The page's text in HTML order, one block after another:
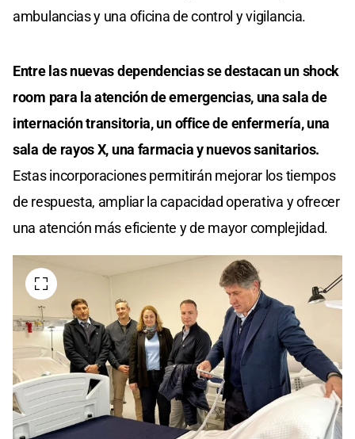
ambulancias y una oficina de control y vigilancia.
Entre las nuevas dependencias se destacan un shock
room para la atención de emergencias, una sala de
internación transitoria, un office de enfermería, una
sala de rayos X, una farmacia y nuevos sanitarios.
Estas incorporaciones permitirán mejorar los tiempos
de respuesta, ampliar la capacidad operativa y ofrecer
una atención más eficiente y de mayor complejidad.